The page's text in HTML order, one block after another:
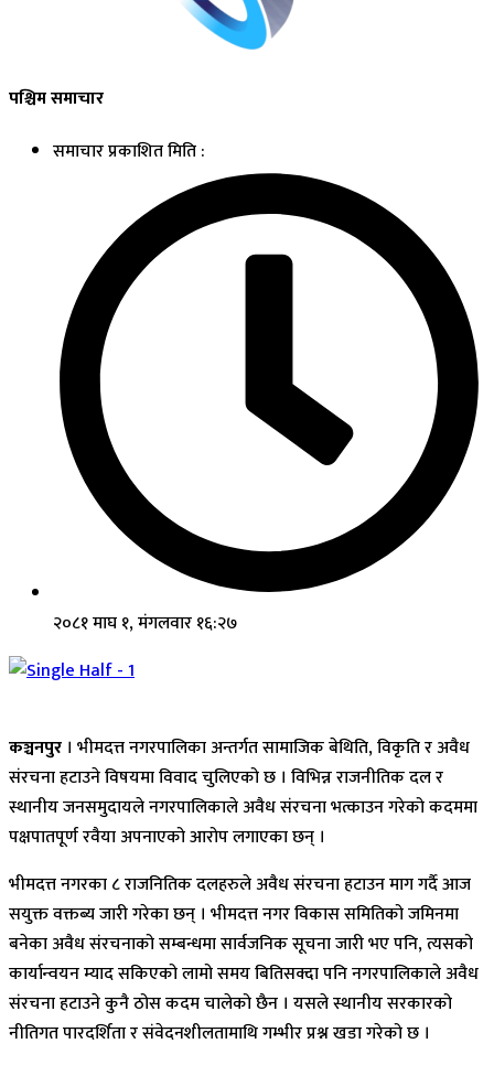
पश्चिम समाचार
समाचार प्रकाशित मिति :
२०८१ माघ १, मंगलवार १६:२७
कञ्चनपुर । भीमदत्त नगरपालिका अन्तर्गत सामाजिक बेथिति, विकृति र अवैध
संरचना हटाउने विषयमा विवाद चुलिएको छ । विभिन्न राजनीतिक दल र
स्थानीय जनसमुदायले नगरपालिकाले अवैध संरचना भत्काउन गरेको कदममा
पक्षपातपूर्ण रवैया अपनाएको आरोप लगाएका छन् ।
भीमदत्त नगरका ८ राजनितिक दलहरुले अवैध संरचना हटाउन माग गर्दै आज
सयुक्त वक्तब्य जारी गरेका छन् । भीमदत्त नगर विकास समितिको जमिनमा
बनेका अवैध संरचनाको सम्बन्धमा सार्वजनिक सूचना जारी भए पनि, त्यसको
कार्यान्वयन म्याद सकिएको लामो समय बितिसक्दा पनि नगरपालिकाले अवैध
संरचना हटाउने कुनै ठोस कदम चालेको छैन । यसले स्थानीय सरकारको
नीतिगत पारदर्शिता र संवेदनशीलतामाथि गम्भीर प्रश्न खडा गरेको छ ।